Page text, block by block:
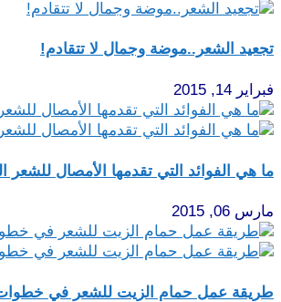
تجعيد الشعر..موضة وجمال لا تتقادم!
فبراير 14, 2015
ما هي الفوائد التي تقدمها الأمصال للشعر
مارس 06, 2015
طريقة عمل حمام الزيت للشعر في